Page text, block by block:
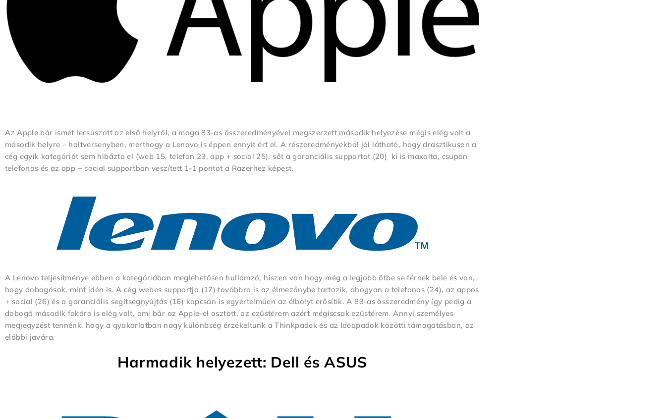
Az Apple bár ismét lecsúszott az első helyről, a maga 83-as összeredményével megszerzett második helyezése mégis elég volt a
második helyre – holtversenyben, merthogy a Lenovo is éppen ennyit ért el. A részeredményekből jól látható, hogy drasztikusan a
cég egyik kategóriát sem hibázta el (web 15, telefon 23, app + social 25), sőt a garanciális supportot (20) ki is maxolta, csupán
telefonos és az app + social supportban veszített 1-1 pontot a Razerhez képest.
A Lenovo teljesítménye ebben a kategóriában meglehetősen hullámzó, hiszen van hogy még a legjobb ötbe se férnek bele és van,
hogy dobogósok, mint idén is. A cég webes supportja (17) továbbra is az élmezőnybe tartozik, ahogyan a telefonos (24), az appos
+ social (26) és a garanciális segítségnyújtás (16) kapcsán is egyértelműen az élbolyt erősítik. A 83-as összeredmény így pedig a
dobogó második fokára is elég volt, ami bár az Apple-el osztott, az ezüstérem azért mégiscsak ezüstérem. Annyi személyes
megjegyzést tennénk, hogy a gyakorlatban nagy különbség érzékeltünk a Thinkpadek és az Ideapadok közötti támogatásban, az
előbbi javára.
Harmadik helyezett: Dell és ASUS